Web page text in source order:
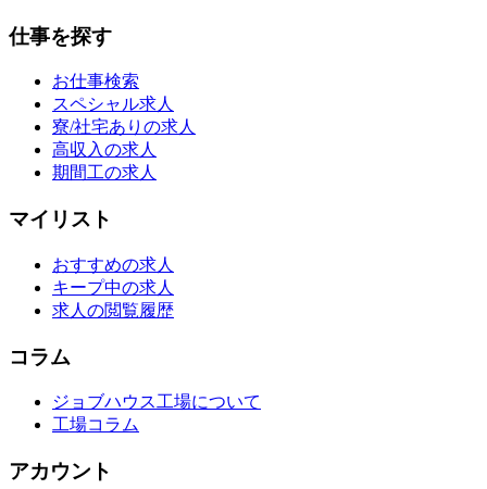
仕事を探す
お仕事検索
スペシャル求人
寮/社宅ありの求人
高収入の求人
期間工の求人
マイリスト
おすすめの求人
キープ中の求人
求人の閲覧履歴
コラム
ジョブハウス工場について
工場コラム
アカウント